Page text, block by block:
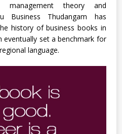
management theory and
Business Thudangam has
history of business books in
eventually set a benchmark for
language.